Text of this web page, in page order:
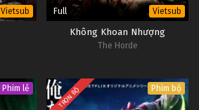
Vietsub Full Vietsub
Không Khoan Nhượng
The Horde
Phim lẻ TRỌN BỘ Phim bộ